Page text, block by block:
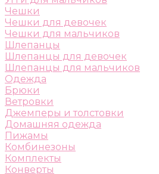
Чешки
Чешки для девочек
Чешки для мальчиков
Шлепанцы
Шлепанцы для девочек
Шлепанцы для мальчиков
Одежда
Брюки
Ветровки
Джемперы и толстовки
Домашняя одежда
Пижамы
Комбинезоны
Комплекты
Конверты